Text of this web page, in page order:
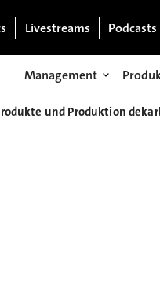
Livestreams Podcasts
Management
und Produktion